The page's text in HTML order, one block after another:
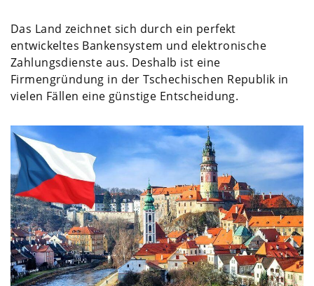
Das Land zeichnet sich durch ein perfekt
entwickeltes Bankensystem und elektronische
Zahlungsdienste aus. Deshalb ist eine
Firmengründung in der Tschechischen Republik in
vielen Fällen eine günstige Entscheidung.